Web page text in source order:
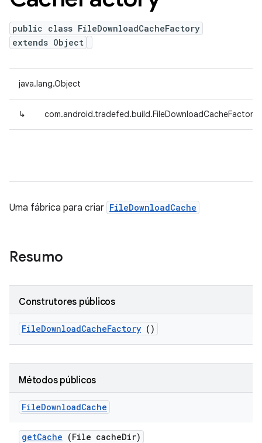
public class FileDownloadCacheFactory
extends Object
java.lang.Object
↳ com.android.tradefed.build.FileDownloadCacheFactory
Uma fábrica para criar FileDownloadCache
Resumo
Construtores públicos
FileDownloadCacheFactory ()
Métodos públicos
FileDownloadCache
getCache (File cacheDir)